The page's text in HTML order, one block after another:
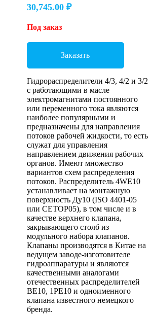
30,745.00 ₽
Под заказ
Заказать
Гидрораспределители 4/3, 4/2 и 3/2
с работающими в масле
электромагнитами постоянного
или переменного тока являются
наиболее популярными и
предназначены для направления
потоков рабочей жидкости, то есть
служат для управления
направлением движения рабочих
органов. Имеют множество
вариантов схем распределения
потоков. Распределитель 4WE10
устанавливает на монтажную
поверхность Ду10 (ISO 4401-05
или CETOP05), в том числе и в
качестве верхнего клапана,
закрывающего столб из
модульного набора клапанов.
Клапаны производятся в Китае на
ведущем заводе-изготовителе
гидроаппаратуры и являются
качественными аналогами
отечественных распределителей
ВЕ10, 1РЕ10 и одноименного
клапана известного немецкого
бренда.